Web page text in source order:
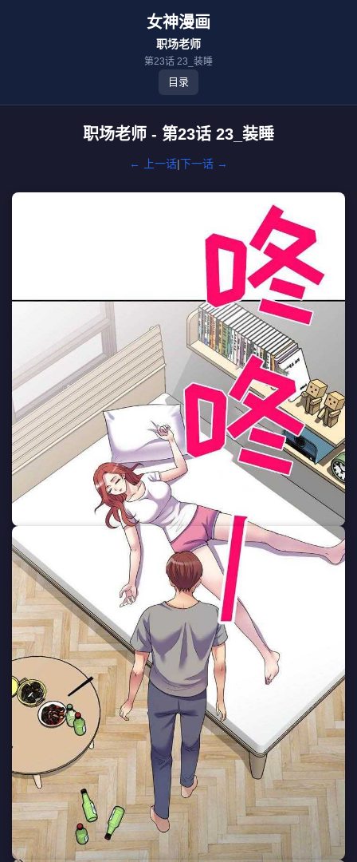
女神漫画
职场老师
第23话 23_装睡
目录
职场老师 - 第23话 23_装睡
← 上一话|下一话 →